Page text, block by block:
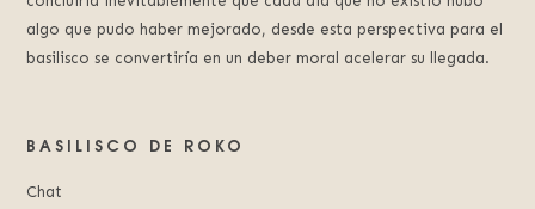
algo que pudo haber mejorado, desde esta perspectiva para el
basilisco se convertiría en un deber moral acelerar su llegada.
BASILISCO DE ROKO
Chat